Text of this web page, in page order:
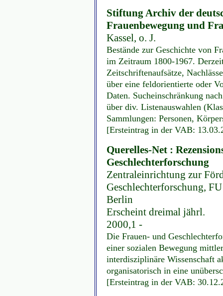
Stiftung Archiv der
Frauenbewegung und
Kassel, o. J.
Bestände zur Geschichte von
im Zeitraum 1800-1967.
Zeitschriftenaufsätze,
über eine feldorientierte oder
Daten. Sucheinschränkung
über div. Listenauswahlen
Sammlungen: Personen,
[Ersteintrag in der VAB:
Querelles-Net :
Geschlechterforschung
Zentraleinrichtung zur
Geschlechterforschung,
Berlin
Erscheint dreimal jährl.
2000,1 -
Die Frauen- und
einer sozialen Bewegung
interdisziplinäre Wissenschaft
organisatorisch in eine
[Ersteintrag in der VAB: